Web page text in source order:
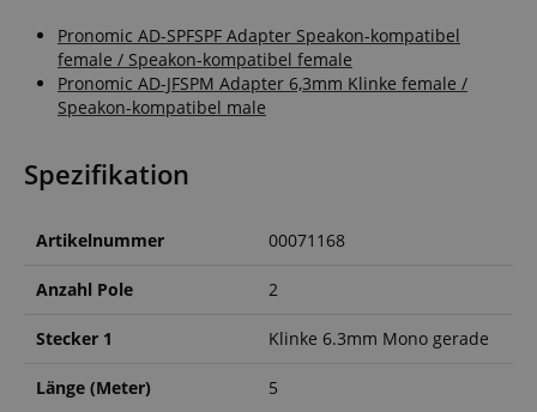
Pronomic AD-SPFSPF Adapter Speakon-kompatibel
female / Speakon-kompatibel female
Pronomic AD-JFSPM Adapter 6,3mm Klinke female /
Speakon-kompatibel male
Spezifikation
Artikelnummer 00071168
Anzahl Pole 2
Stecker 1 Klinke 6.3mm Mono gerade
Länge (Meter) 5